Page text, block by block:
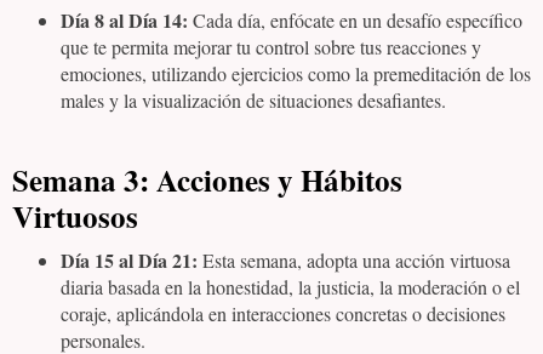
Día 8 al Día 14: Cada día, enfócate en un desafío específico
que te permita mejorar tu control sobre tus reacciones y
emociones, utilizando ejercicios como la premeditación de los
males y la visualización de situaciones desafiantes.
Semana 3: Acciones y Hábitos
Virtuosos
Día 15 al Día 21: Esta semana, adopta una acción virtuosa
diaria basada en la honestidad, la justicia, la moderación o el
coraje, aplicándola en interacciones concretas o decisiones
personales.